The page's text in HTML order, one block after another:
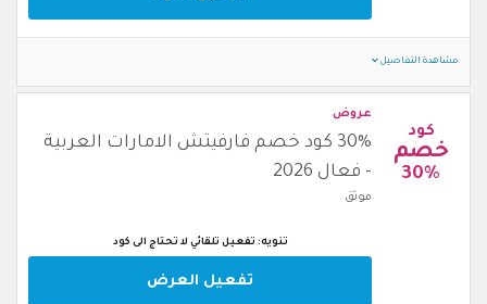
مشاهدة التفاصيل
كود
خصم
30%
عروض
30% كود خصم فارفيتش الامارات العربية
- فعال 2026
موثق
تنويه: تفعيل تلقائي لا تحتاج الى كود
تفعيل العرض